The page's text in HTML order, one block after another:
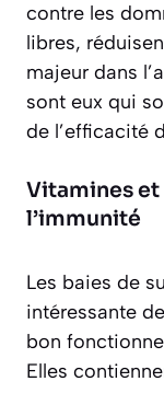
contre les
libres,
majeur dans
sont eux qui
de l’efficacité
Vitamines
l’immunité
Les baies de
intéressante
bon
Elles